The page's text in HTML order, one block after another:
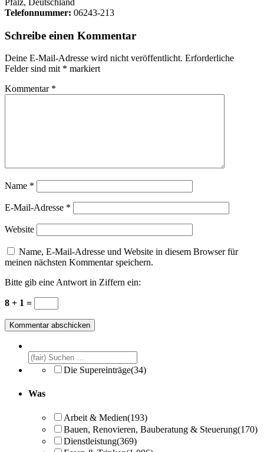
Telefonnummer: 06243-213
Schreibe einen Kommentar
Deine E-Mail-Adresse wird nicht veröffentlicht. Erforderliche
Felder sind mit * markiert
Kommentar *
Name *
E-Mail-Adresse *
Website
Name, E-Mail-Adresse und Website in diesem Browser für
meinen nächsten Kommentar speichern.
Bitte gib eine Antwort in Ziffern ein:
8 + 1 =
Die Supereinträge(34)
Was
Arbeit & Medien(193)
Bauen, Renovieren, Bauberatung & Steuerung(170)
Dienstleistung(369)